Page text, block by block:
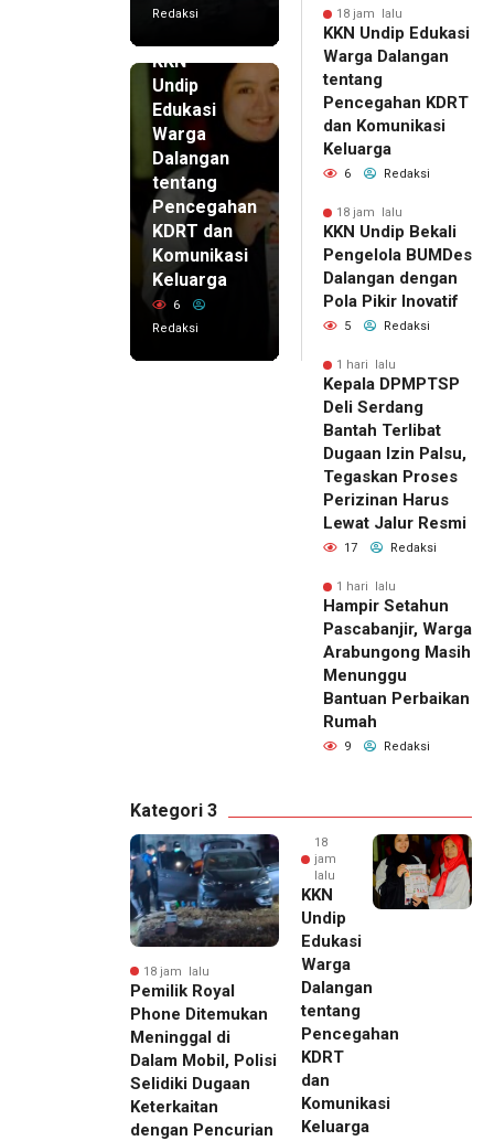
Redaksi
KKN
Undip
Edukasi
Warga
Dalangan
tentang
Pencegahan
KDRT dan
Komunikasi
Keluarga
6
Redaksi
18 jam lalu
KKN Undip Edukasi
Warga Dalangan
tentang
Pencegahan KDRT
dan Komunikasi
Keluarga
6 Redaksi
18 jam lalu
KKN Undip Bekali
Pengelola BUMDes
Dalangan dengan
Pola Pikir Inovatif
5 Redaksi
1 hari lalu
Kepala DPMPTSP
Deli Serdang
Bantah Terlibat
Dugaan Izin Palsu,
Tegaskan Proses
Perizinan Harus
Lewat Jalur Resmi
17 Redaksi
1 hari lalu
Hampir Setahun
Pascabanjir, Warga
Arabungong Masih
Menunggu
Bantuan Perbaikan
Rumah
9 Redaksi
Kategori 3
18 jam lalu
Pemilik Royal
Phone Ditemukan
Meninggal di
Dalam Mobil, Polisi
Selidiki Dugaan
Keterkaitan
dengan Pencurian
18
jam
lalu
KKN
Undip
Edukasi
Warga
Dalangan
tentang
Pencegahan
KDRT
dan
Komunikasi
Keluarga